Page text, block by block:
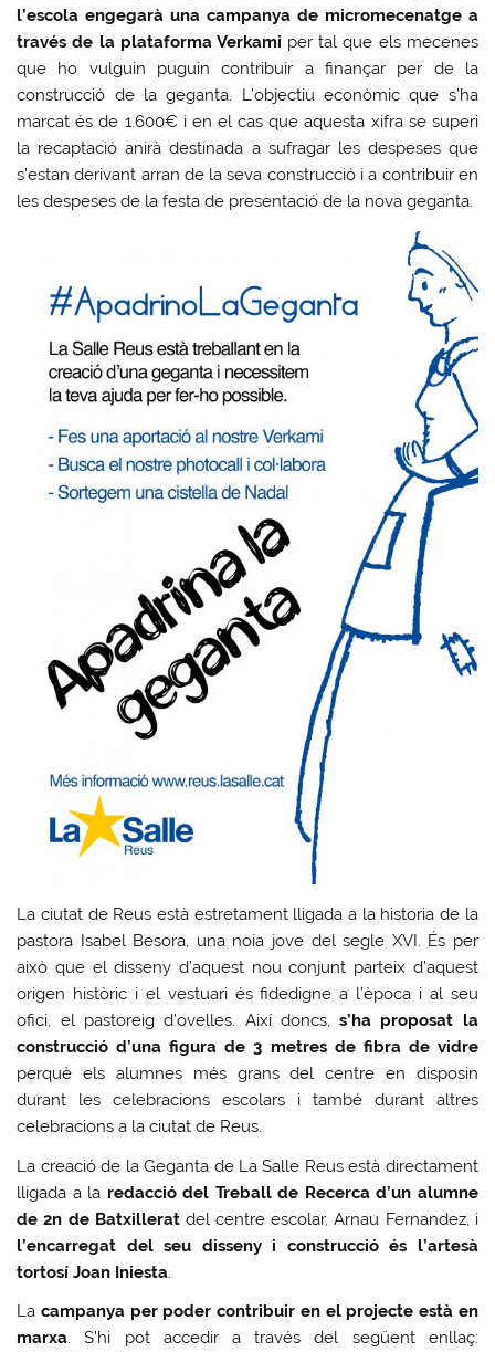
l’escola engegarà una campanya de micromecenatge a
través de la plataforma Verkami per tal que els mecenes
que ho vulguin puguin contribuir a finançar per de la
construcció de la geganta. L’objectiu econòmic que s’ha
marcat és de 1.600€ i en el cas que aquesta xifra se superi
la recaptació anirà destinada a sufragar les despeses que
s’estan derivant arran de la seva construcció i a contribuir en
les despeses de la festa de presentació de la nova geganta.
La ciutat de Reus està estretament lligada a la historia de la
pastora Isabel Besora, una noia jove del segle XVI. És per
això que el disseny d’aquest nou conjunt parteix d’aquest
origen històric i el vestuari és fidedigne a l’època i al seu
ofici, el pastoreig d’ovelles. Així doncs,s’ha proposat la
construcció d’una figura de 3 metres de fibra de vidre
perquè els alumnes més grans del centre en disposin
durant les celebracions escolars i també durant altres
celebracions a la ciutat de Reus.
La creació de la Geganta de La Salle Reus està directament
lligada a la redacció del Treball de Recerca d’un alumne
de 2n de Batxilleratdel centre escolar, Arnau Fernandez, i
l’encarregat del seu disseny i construcció és l’artesà
tortosí Joan Iniesta
La campanya per poder contribuir en el projecte està en
marxa. S’hi pot accedir a través del següent enllaç: